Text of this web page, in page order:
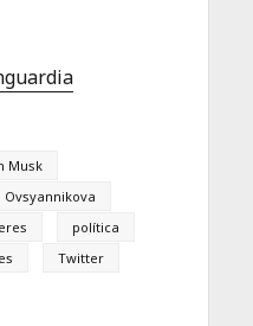
Musk
Ovsyannikova
política
Twitter